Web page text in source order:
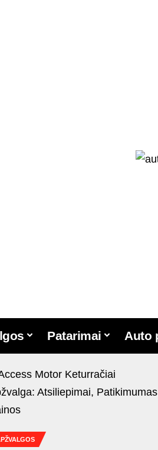
Patarimai Auto